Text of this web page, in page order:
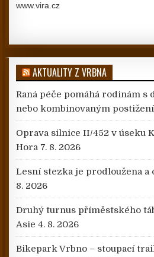
www.vira.cz
AKTUALITY Z VRBNA
Raná péče pomáhá rodinám
nebo kombinovaným
Oprava silnice II/452 v úseku
Hora 7. 8. 2026
Lesní stezka je prodloužena
8. 2026
Druhý turnus příměstského
Asie 4. 8. 2026
Bikepark Vrbno – stoupací